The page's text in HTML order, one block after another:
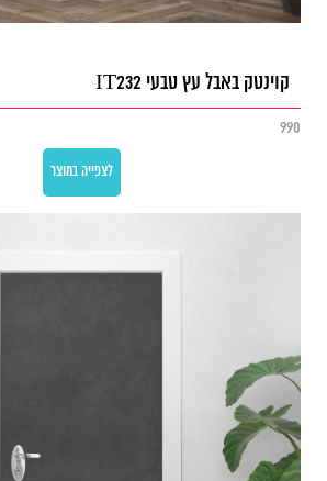
קוינטק באבל עץ טבעי IT232
990
לצפייה במוצר